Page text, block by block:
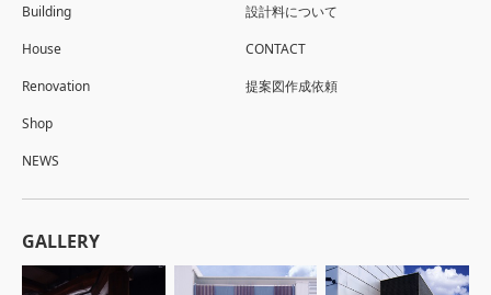
Building
House
Renovation
Shop
NEWS
設計料について
CONTACT
提案図作成依頼
GALLERY